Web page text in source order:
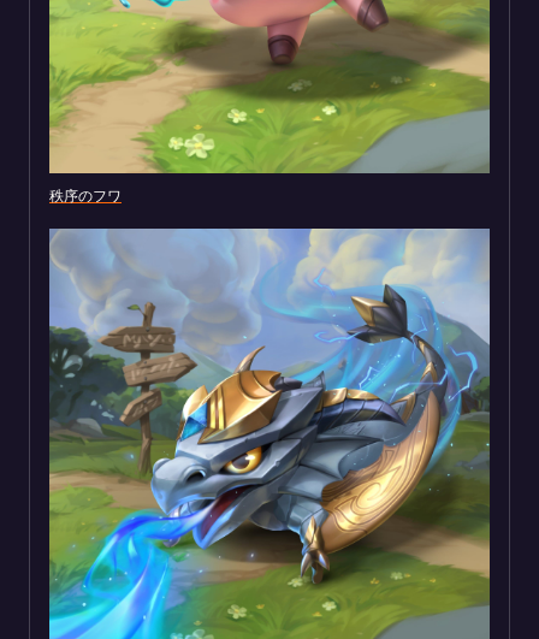
秩序のフワ